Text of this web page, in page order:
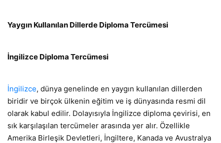
Yaygın Kullanılan Dillerde Diploma Tercümesi
İngilizce Diploma Tercümesi
İngilizce, dünya genelinde en yaygın kullanılan dillerden
biridir ve birçok ülkenin eğitim ve iş dünyasında resmi dil
olarak kabul edilir. Dolayısıyla İngilizce diploma çevirisi, en
sık karşılaşılan tercümeler arasında yer alır. Özellikle
Amerika Birleşik Devletleri, İngiltere, Kanada ve Avustralya